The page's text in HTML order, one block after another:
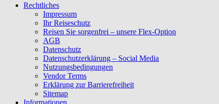
Rechtliches
Impressum
Ihr Reiseschutz
Reisen Sie sorgenfrei – unsere Flex-Option
AGB
Datenschutz
Datenschutzerklärung – Social Media
Nutzungsbedingungen
Vendor Terms
Erklärung zur Barrierefreiheit
Sitemap
Informationen